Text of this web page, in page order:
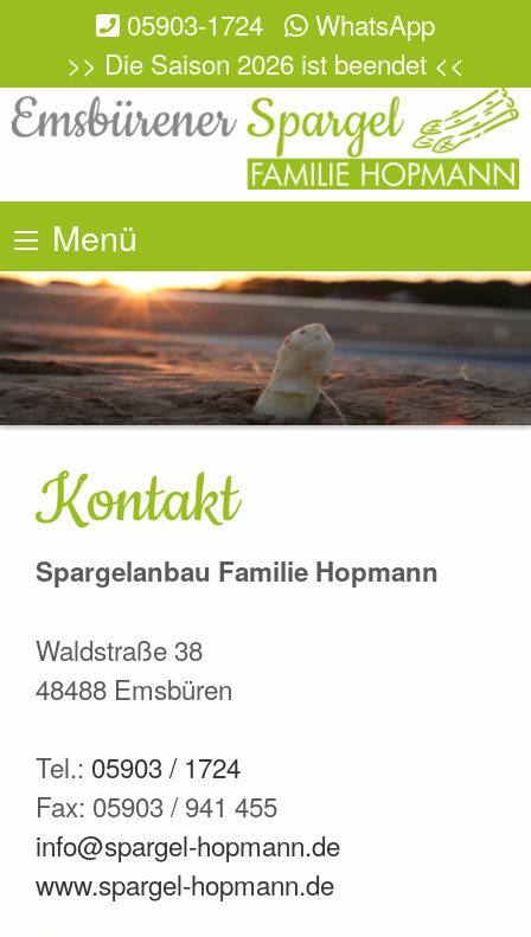
05903-1724
WhatsApp
>> Die Saison 2026 ist beendet <<
Menü
Kontakt
Spargelanbau Familie Hopmann
Waldstraße 38
48488 Emsbüren
Tel.: 05903 / 1724
Fax: 05903 / 941 455
info@spargel-hopmann.de
www.spargel-hopmann.de